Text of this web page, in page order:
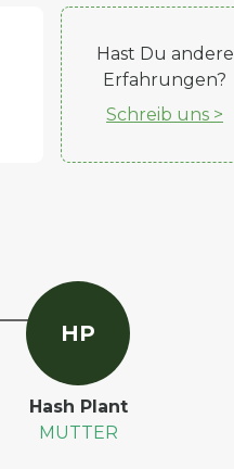
Hast Du andere
Erfahrungen?
Schreib uns >
HP
Hash Plant
MUTTER